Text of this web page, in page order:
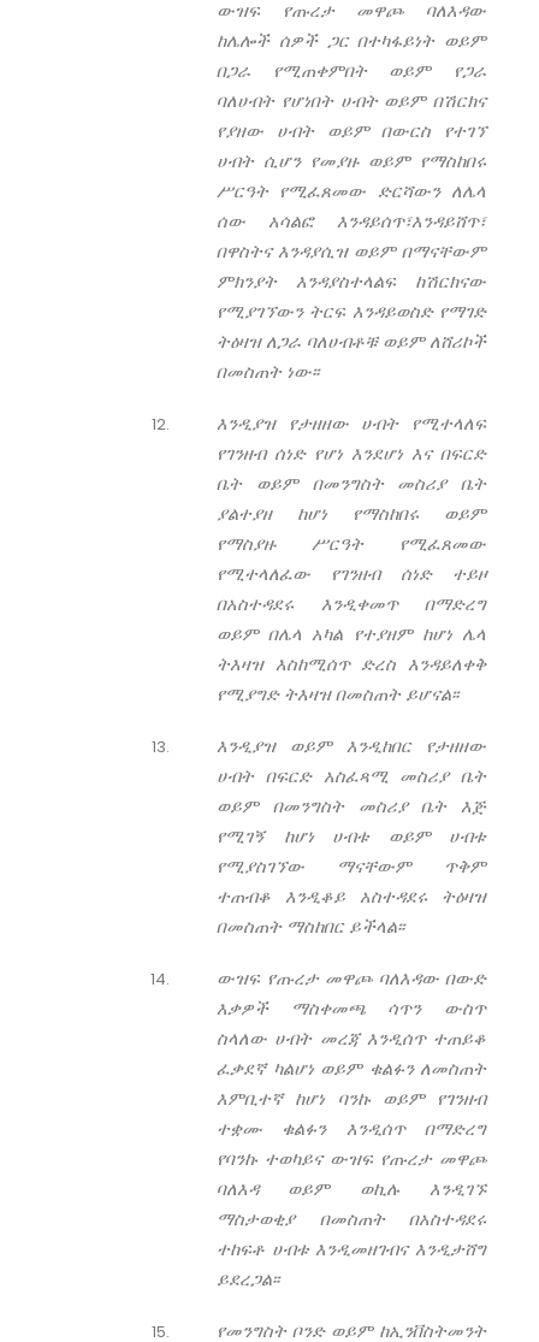
ውዝፍ የጡረታ መዋጮ ባለእዳው
ከሌሎች ሰዎች ጋር በተካፋይነት ወይም
በጋራ የሚጠቀምበት ወይም የጋራ
ባለሀብት የሆነበት ሀብት ወይም በሽርክና
የያዘው ሀብት ወይም በውርስ የተገኘ
ሀብት ሲሆን የመያዙ ወይም የማስከበሩ
ሥርዓት የሚፈጸመው ድርሻውን ለሌላ
ሰው አሳልፎ እንዳይሰጥ፣እንዳይሸጥ፣
በዋስትና እንዳያሲዝ ወይም በማናቸውም
ምክንያት እንዳያስተላልፍ ከሽርክናው
የሚያገኘውን ትርፍ እንዳይወስድ የማገድ
ትዕዛዝ ለጋራ ባለሀብቶቹ ወይም ለሸሪኮች
በመስጠት ነው፡፡
እንዲያዝ የታዘዘው ሀብት የሚተላለፍ
የገንዘብ ሰነድ የሆነ እንደሆነ እና በፍርድ
ቤት ወይም በመንግስት መስሪያ ቤት
ያልተያዘ ከሆነ የማስከበሩ ወይም
የማስያዙ ሥርዓት የሚፈጸመው
የሚተላለፈው የገንዘብ ሰነድ ተይዞ
በአስተዳደሩ እንዲቀመጥ በማድረግ
ወይም በሌላ አካል የተያዘም ከሆነ ሌላ
ትእዛዝ እስከሚሰጥ ድረስ እንዳይለቀቅ
የሚያግድ ትእዛዝ በመስጠት ይሆናል፡፡
እንዲያዝ ወይም እንዲከበር የታዘዘው
ሀብት በፍርድ አስፈጻሚ መስሪያ ቤት
ወይም በመንግስት መስሪያ ቤት እጅ
የሚገኝ ከሆነ ሀብቱ ወይም ሀብቱ
የሚያስገኘው ማናቸውም ጥቅም
ተጠብቆ እንዲቆይ አስተዳደሩ ትዕዛዝ
በመስጠት ማስከበር ይችላል፡፡
ውዝፍ የጡረታ መዋጮ ባለእዳው በውድ
እቃዎች ማስቀመጫ ሳጥን ውስጥ
ስላለው ሀብት መረጃ እንዲሰጥ ተጠይቆ
ፈቃደኛ ካልሆነ ወይም ቁልፉን ለመስጠት
እምቢተኛ ከሆነ ባንኩ ወይም የገንዘብ
ተቋሙ ቁልፉን እንዲሰጥ በማድረግ
የባንኩ ተወካይና ውዝፍ የጡረታ መዋጮ
ባለእዳ ወይም ወኪሉ እንዲገኙ
ማስታወቂያ በመስጠት በአስተዳደሩ
ተከፍቶ ሀብቱ እንዲመዘገብና እንዲታሸግ
ይደረጋል፡፡
የመንግስት ቦንድ ወይም ከኢንቨስትመንት